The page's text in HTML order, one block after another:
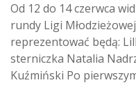
Od 12 do 14 czerwca
rundy Ligi
reprezentować będą:
sterniczka Natalia
Kuźmiński Po